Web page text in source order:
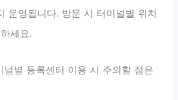
운영됩니다. 방문 시 터미널별 위치
세요.
널별 등록센터 이용 시 주의할 점은